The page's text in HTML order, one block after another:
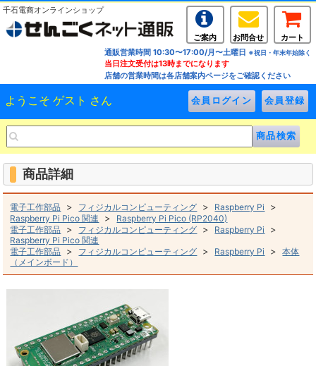
千石電商オンラインショップ
ご案内 お問合せ
カート
通販営業時間 10:30〜17:00/月〜土曜日 ※祝日・年末年始除く
当日注文受付は13時までになります
店舗の営業時間は各店舗案内ページをご確認ください
ようこそ ゲスト さん
商品詳細
電子工作部品 > フィジカルコンピューティング > Raspberry Pi >
Raspberry Pi Pico 関連 > Raspberry Pi Pico (RP2040)
電子工作部品
> フィジカルコンピューティング > Raspberry Pi >
Raspberry Pi Pico 関連
電子工作部品
> フィジカルコンピューティング > Raspberry Pi >本体
（メインボード）